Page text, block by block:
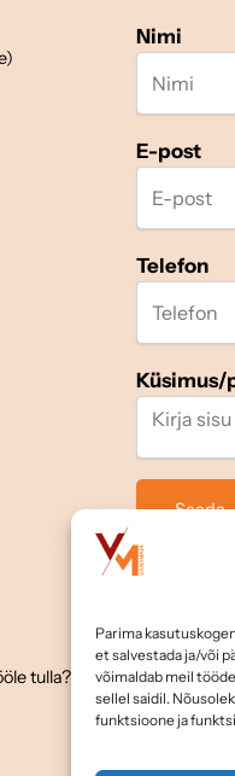
Parima
et salvestada ja/või
võimaldab meil
sellel saidil.
funktsioone ja
Nimi
E-post
Telefon
Küsimus/
tulla?